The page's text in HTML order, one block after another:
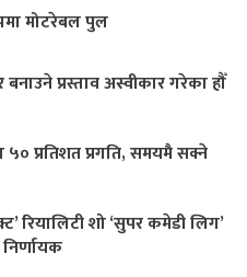
मोटरेबल पुल
प्रस्ताव अस्वीकार गरेका हौँ
५० प्रतिशत प्रगति, समयमै सक्ने
रियालिटी शो ‘सुपर कमेडी लिग’